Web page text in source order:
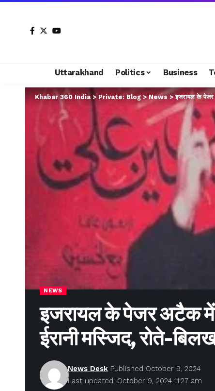
Uttarakhand Politics Business
Khabar 360 India > Private: Blog >News>इजरायल के पेजर
NEWS
इजरायल के पेजर अटैक में
ईरानी मस्जिद, रोते-
Last updated: October 9, 2024 11:27 am
News Desk Published October 9, 2024